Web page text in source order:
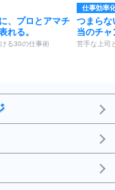
、プロとアマチ
れる。
る30の仕事術
仕事効率
つまらな
当のチ
苦手な上司